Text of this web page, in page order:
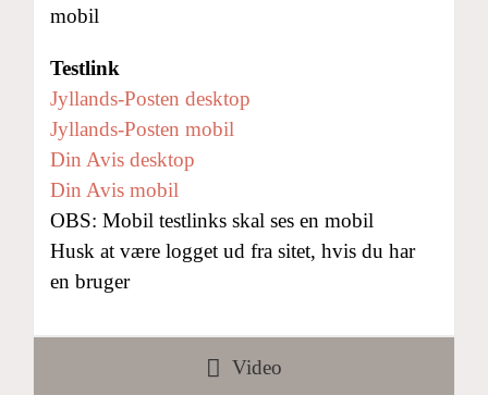
mobil
Testlink
Jyllands-Posten desktop
Jyllands-Posten mobil
Din Avis desktop
Din Avis mobil
OBS: Mobil testlinks skal ses en mobil
Husk at være logget ud fra sitet, hvis du har
en bruger
Video